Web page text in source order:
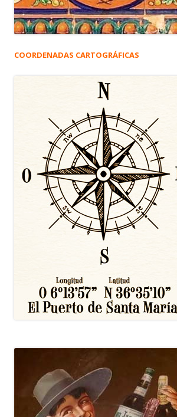
COORDENADAS CARTOGRÁFICAS